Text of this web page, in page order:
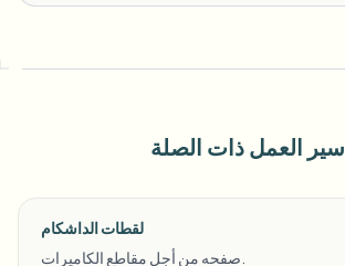
سير العمل ذات الصلة
لقطات الداشكام